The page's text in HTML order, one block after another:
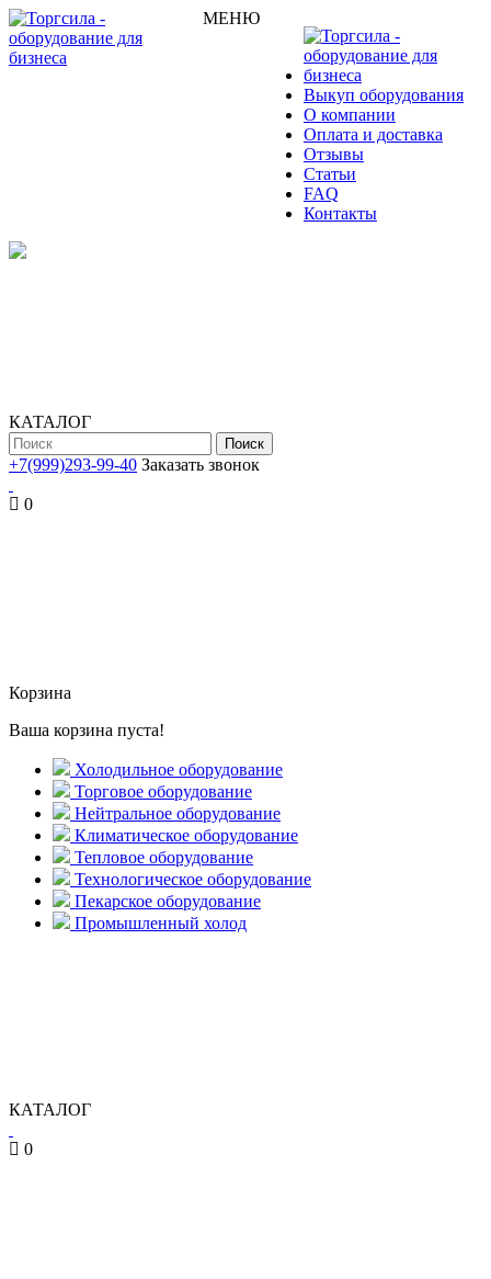
МЕНЮ
Выкуп оборудования
О компании
Оплата и доставка
Отзывы
Статьи
FAQ
Контакты
КАТАЛОГ
Поиск
+7(999)293-99-40 Заказать звонок
0
Корзина
Ваша корзина пуста!
Холодильное оборудование
Торговое оборудование
Нейтральное оборудование
Климатическое оборудование
Тепловое оборудование
Технологическое оборудование
Пекарское оборудование
Промышленный холод
КАТАЛОГ
0